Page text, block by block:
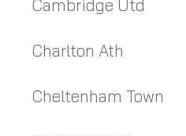
Cambridge Utd
Charlton Ath
Cheltenham Town